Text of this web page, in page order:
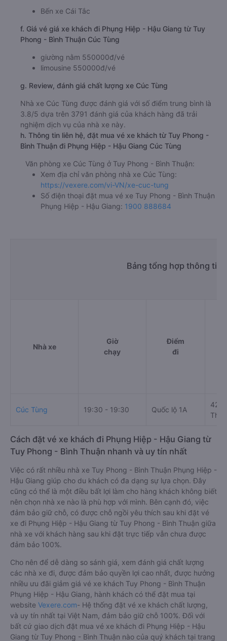
Bến xe Cái Tắc
f. Giá vé giá xe khách đi Phụng Hiệp - Hậu Giang từ Tuy
Phong - Bình Thuận Cúc Tùng
giường nằm 550000đ/vé
limousine 550000đ/vé
g. Review, đánh giá chất lượng xe Cúc Tùng
Nhà xe Cúc Tùng được đánh giá với số điểm trung bình là
3.8/5 dựa trên 3791 đánh giá của khách hàng đã trải
nghiệm dịch vụ của nhà xe này.
h. Thông tin liên hệ, đặt mua vé xe khách từ Tuy Phong -
Bình Thuận đi Phụng Hiệp - Hậu Giang Cúc Tùng
Văn phòng xe Cúc Tùng ở Tuy Phong - Bình Thuận:
Xem địa chỉ văn phòng nhà xe Cúc Tùng:
https://vexere.com/vi-VN/xe-cuc-tung
Số điện thoại đặt mua vé xe Tuy Phong - Bình Thuận
Phụng Hiệp - Hậu Giang: 1900 888684
Bảng tổng hợp thông tin
Nhà xe
Giờ
chạy
Điểm
đi
Cúc Tùng 19:30 - 19:30 Quốc lộ 1A
420
Cách đặt vé xe khách đi Phụng Hiệp - Hậu Giang từ
Tuy Phong - Bình Thuận nhanh và uy tín nhất
Việc có rất nhiều nhà xe Tuy Phong - Bình Thuận Phụng Hiệp -
Hậu Giang giúp cho du khách có đa dạng sự lựa chọn. Đây
cũng có thể là một điều bất lợi làm cho hàng khách không biết
nên chọn nhà xe nào là phù hợp với mình. Bên cạnh đó, việc
đảm bảo giữ chỗ, có được chỗ ngồi yêu thích sau khi đặt vé
xe đi Phụng Hiệp - Hậu Giang từ Tuy Phong - Bình Thuận giữa
nhà xe với khách hàng sau khi đặt trực tiếp vẫn chưa được
đảm bảo 100%.
Cho nên để dễ dàng so sánh giá, xem đánh giá chất lượng
các nhà xe đi, được đảm bảo quyền lợi cao nhất, được hưởng
nhiều ưu đãi giảm giá vé xe khách Tuy Phong - Bình Thuận
Phụng Hiệp - Hậu Giang, hành khách có thể đặt mua tại
website Vexere.com- Hệ thống đặt vé xe khách chất lượng,
và uy tín nhất tại Việt Nam, đảm bảo giữ chỗ 100%. Đối với
bất cứ giao dịch đặt mua vé xe khách đi Phụng Hiệp - Hậu
Giang từ Tuy Phong - Bình Thuận nào của quý khách tại trang